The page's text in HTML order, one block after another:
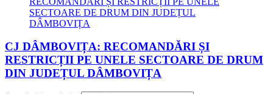
CJ DÂMBOVIȚA: RECOMANDĂRI ȘI
RESTRICȚII PE UNELE SECTOARE DE DRUM
DIN JUDEȚUL DÂMBOVIȚA